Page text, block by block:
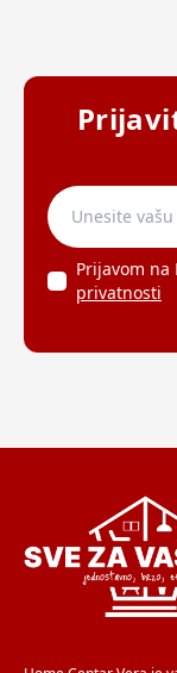
Prijavom
privatnosti